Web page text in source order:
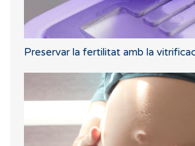
Preservar la fertilitat amb la